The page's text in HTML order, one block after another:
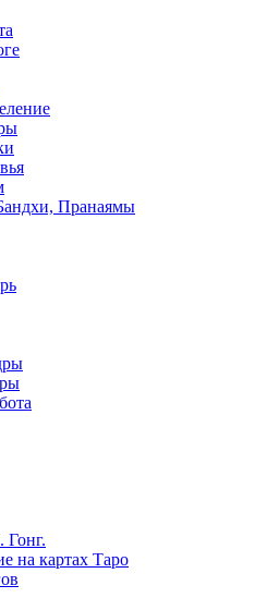
Пранаямы
Гонг.
на картах Таро